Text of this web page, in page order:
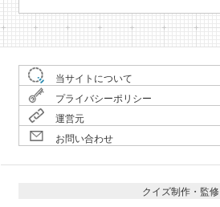
当サイトについて
プライバシーポリシー
運営元
お問い合わせ
クイズ制作・監修